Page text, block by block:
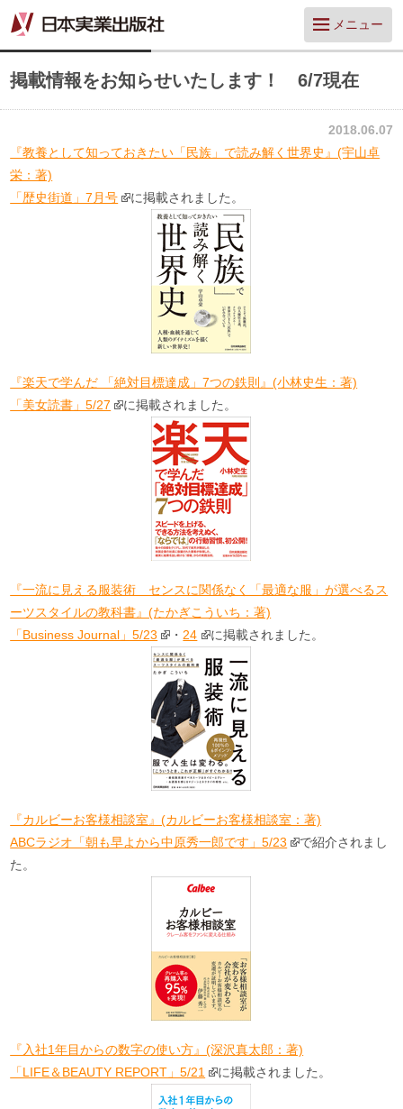
メニュー
掲載情報をお知らせいたします！ 6/7現在
2018.06.07
『教養として知っておきたい「民族」で読み解く世界史』(宇山卓
栄：著)
「歴史街道」7月号
に掲載されました。
『楽天で学んだ 「絶対目標達成」7つの鉄則』(小林史生：著)
「美女読書」5/27
に掲載されました。
『一流に見える服装術 センスに関係なく「最適な服」が選べるス
ーツスタイルの教科書』(たかぎこういち：著)
「Business Journal」5/23
・ 24 に掲載されました。
『カルビーお客様相談室』(カルビーお客様相談室：著)
ABCラジオ「朝も早よから中原秀一郎です」5/23
で紹介されまし
た。
『入社1年目からの数字の使い方』(深沢真太郎：著)
「LIFE＆BEAUTY REPORT」5/21
に掲載されました。